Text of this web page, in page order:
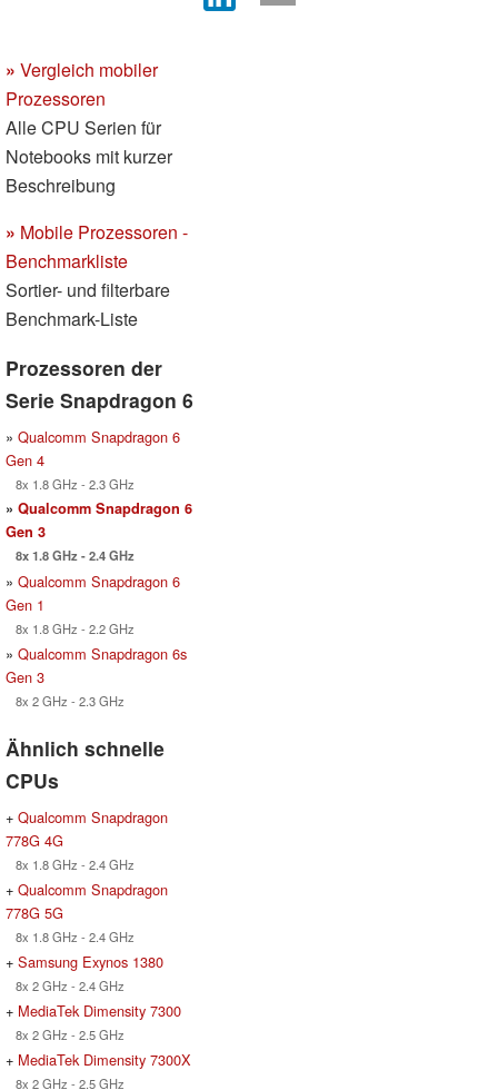
» Vergleich mobiler
Prozessoren
Alle CPU Serien für
Notebooks mit kurzer
Beschreibung
» Mobile Prozessoren -
Benchmarkliste
Sortier- und filterbare
Benchmark-Liste
Prozessoren der
Serie Snapdragon 6
» Qualcomm Snapdragon 6
Gen 4
8x 1.8 GHz - 2.3 GHz
» Qualcomm Snapdragon 6
Gen 3
8x 1.8 GHz - 2.4 GHz
» Qualcomm Snapdragon 6
Gen 1
8x 1.8 GHz - 2.2 GHz
» Qualcomm Snapdragon 6s
Gen 3
8x 2 GHz - 2.3 GHz
Ähnlich schnelle
CPUs
+ Qualcomm Snapdragon
778G 4G
8x 1.8 GHz - 2.4 GHz
+ Qualcomm Snapdragon
778G 5G
8x 1.8 GHz - 2.4 GHz
+ Samsung Exynos 1380
8x 2 GHz - 2.4 GHz
+ MediaTek Dimensity 7300
8x 2 GHz - 2.5 GHz
+ MediaTek Dimensity 7300X
8x 2 GHz - 2.5 GHz